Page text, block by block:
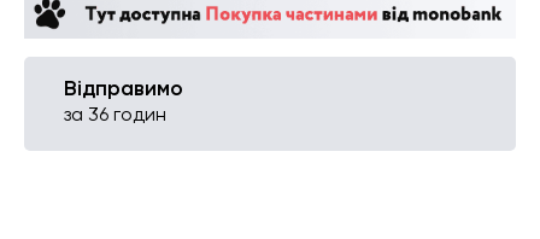
Відправимо
за 36 годин